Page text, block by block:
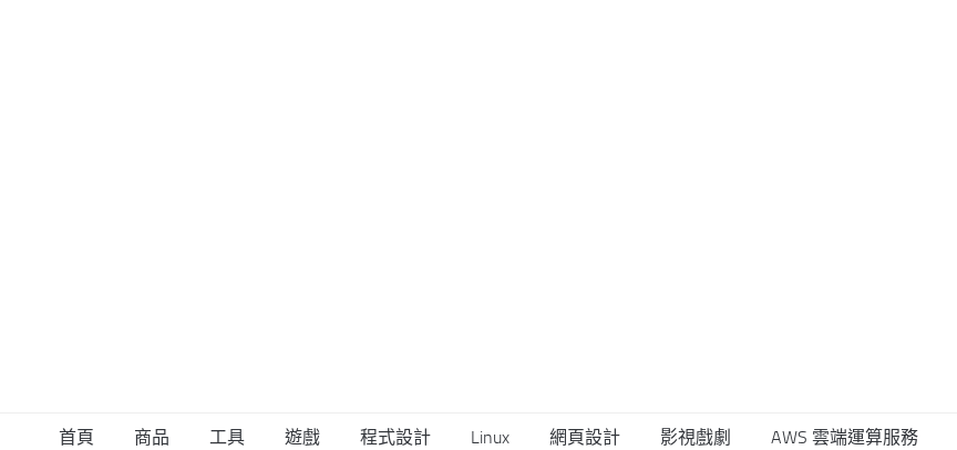
首頁 商品 工具 遊戲 程式設計 Linux 網頁設計 影視戲劇 AWS 雲端運算服務